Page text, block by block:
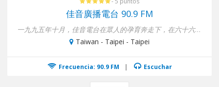
佳音廣播電台 90.9 FM
一九九五年十月，佳音電台在眾人的孕育奔走下，在六十六家申請案中脫穎而出正式誕...
Taiwan - Taipei - Taipei
Frecuencia: 90.9 FM | Escuchar